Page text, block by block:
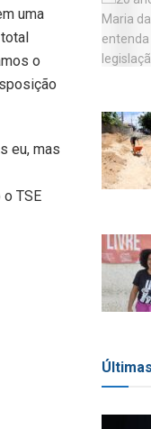
uma
o
eu, mas
TSE